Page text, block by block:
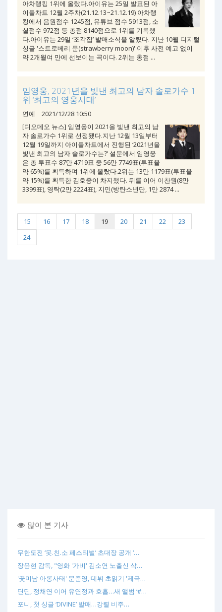
아차랭킹 1위에 올랐다.아이유는 25일 발표된 아
이돌차트 12월 2주차(21.12.13~21.12.19) 아차랭
킹에서 음원점수 1245점, 유튜브 점수 5913점, 소
셜점수 972점 등 총점 8140점으로 1위를 기록했
다.아이유는 29일 ‘조각집’ 발매소식을 알렸다. 지난 10월 디지털
싱글 '스트로베리 문(strawberry moon)' 이후 사전 예고 없이
약 2개월여 만에 선보이는 곡이다. 2위는 총점 ...
임영웅, 2021년을 빛낸 최고의 남자 솔로가수 1
위 ‘최고의 영웅시대’
연예
2021/12/28 10:50
[디오데오 뉴스] 임영웅이 2021을 빛낸 최고의 남
자 솔로가수 1위로 선정됐다.지난 12월 13일부터
12월 19일까지 아이돌차트에서 진행된 ‘2021년을
빛낸 최고의 남자 솔로가수는?’ 설문에서 임영웅
은 총 투표수 87만 4719표 중 56만 7749표(투표율
약 65%)를 획득하며 1위에 올랐다.2위는 13만 1179표(투표율
약 15%)를 획득한 김호중이 차지했다. 뒤를 이어 이찬원(8만
3399표), 영탁(2만 2224표), 지민(방탄소년단, 1만 2874 ...
15 16 17 18 19 20 21 22
23
24
많이 본 기사
무한도전 ‘못.친.소 페스티벌’ 초대장 공개 ‘…
장윤현 감독, "영화 '가비' 김소연 노출신 삭…
'꽃미남 아롱사태' 문준영, 데뷔 초읽기 '제국…
딘딘, 정채연 이어 유연정과 호흡…새 앨범 ‘#…
포니, 첫 싱글 ‘DIVINE’ 발매…강렬 비주…